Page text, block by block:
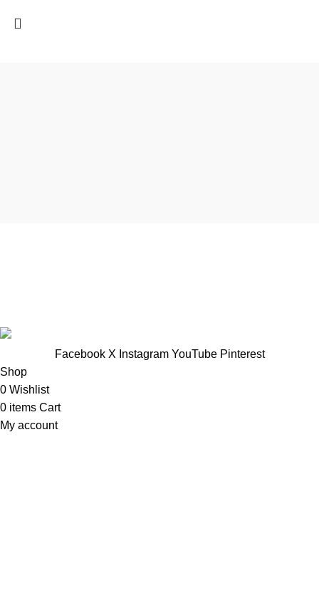
Facebook X Instagram YouTube Pinterest
Shop
0 Wishlist
0 items Cart
My account